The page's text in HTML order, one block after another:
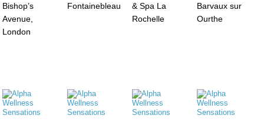
Bishop’s
Avenue,
London
Fontainebleau
& Spa La
Rochelle
Barvaux sur
Ourthe